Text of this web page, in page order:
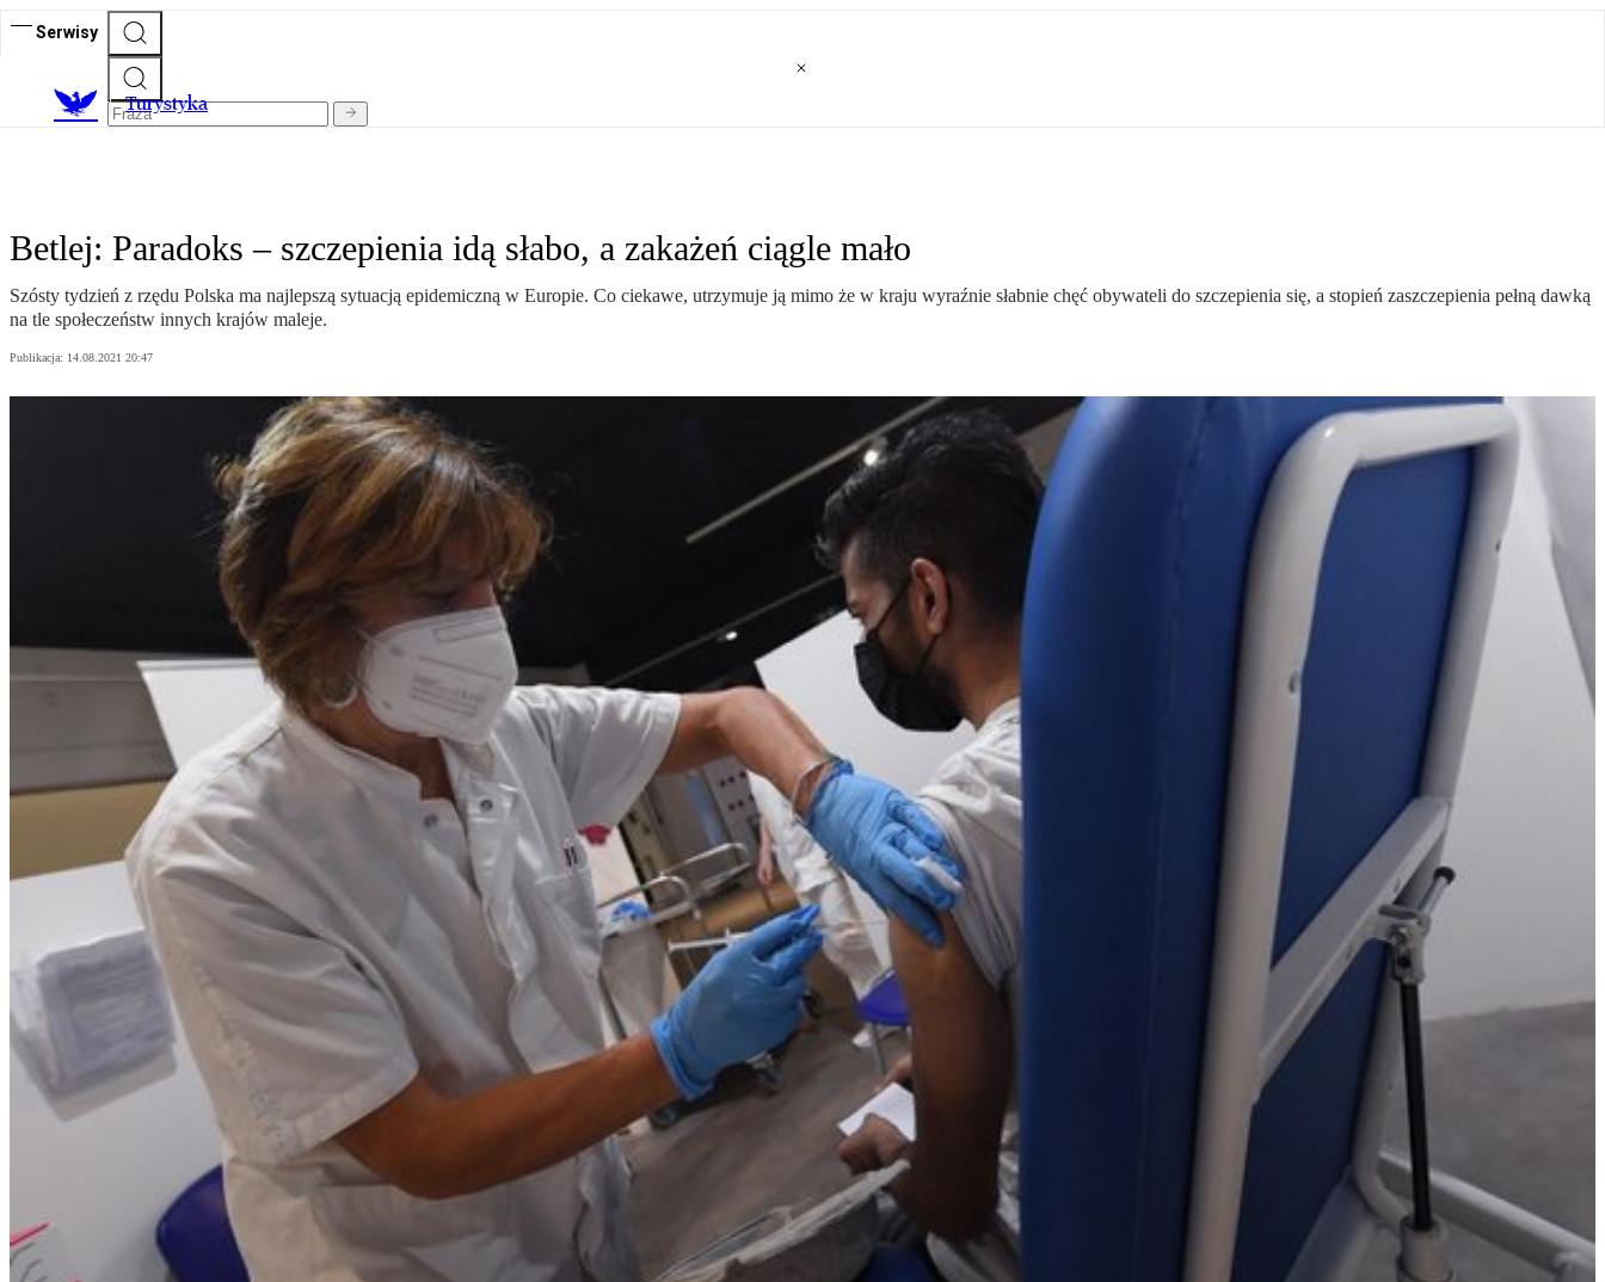
Serwisy
Turystyka
Betlej: Paradoks – szczepienia idą słabo, a zakażeń ciągle mało
Szósty tydzień z rzędu Polska ma najlepszą sytuacją epidemiczną w Europie. Co ciekawe, utrzymuje ją mimo że w kraju wyraźnie słabnie chęć obywateli do szczepienia się, a stopień zaszczepienia pełną dawką
na tle społeczeństw innych krajów maleje.
Publikacja: 14.08.2021 20:47